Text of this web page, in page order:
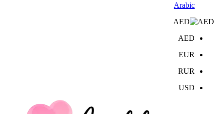
Arabic
AED
AED
EUR
RUR
USD